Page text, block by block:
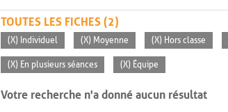
TOUTES LES FICHES (2)
(X) Individuel (X) Moyenne (X) Hors classe
(X) En plusieurs séances (X) Équipe
Votre recherche n'a donné aucun résultat